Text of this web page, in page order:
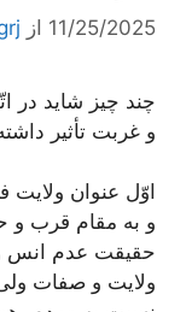
11/25/2025 از
چند چیز شاید
و غربت تأثیر
اوّل عنوان
و به مقام قرب و
حقیقت عدم انس و
ولایت و صفات